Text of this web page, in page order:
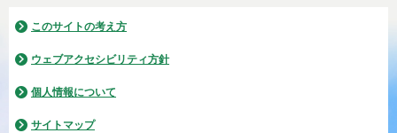
このサイトの考え方
ウェブアクセシビリティ方針
個人情報について
サイトマップ